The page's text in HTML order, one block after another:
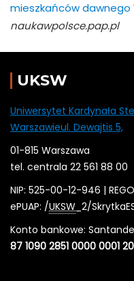
mieszkańców dawnego
naukawpolsce.pap.pl
UKSW
Uniwersytet Kardynała
Warszawieul. Dewajtis 5,
01-815 Warszawa
tel. centrala 22 561 88 00
NIP: 525-00-12-946 |
ePUAP: /UKSW _2/
Konto bankowe:
87 1090 2851 0000 0001